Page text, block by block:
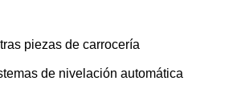
piezas de carrocería
de nivelación automática